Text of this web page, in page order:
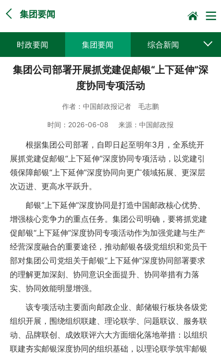
集团要闻
时政要闻 集团要闻 综合新闻
媒体聚焦 党建动态 普遍服务
集团公司部署开展抓党建促邮银“上下延伸”深
度协同专项活动
作者： 中国邮政报记者 毛志鹏
时间： 2026-06-08 来源： 中国邮政报
根据集团公司部署，自即日起至明年3月，全系统开
展抓党建促邮银“上下延伸”深度协同专项活动，以党建引
领保障邮银“上下延伸”深度协同向更广领域拓展、更深层
次迈进、更高水平跃升。
邮银“上下延伸”深度协同是打造中国邮政核心优势、
增强核心竞争力的重点任务。集团公司明确，要将抓党建
促邮银“上下延伸”深度协同专项活动作为加强党建与生产
经营深度融合的重要途径，推动邮银各级党组织和党员干
部对集团公司党组关于邮银“上下延伸”深度协同部署要求
的理解更加深刻、协同意识全面提升、协同举措有力落
实、协同效能明显增强。
该专项活动主要面向邮政企业、邮储银行板块各级党
组织开展，围绕组织联建、理论联学、问题联议、服务联
动、品牌联创、成效联评六大方面细化落地举措：以组织
联建夯实邮银深度协同的组织基础，以理论联学筑牢邮银